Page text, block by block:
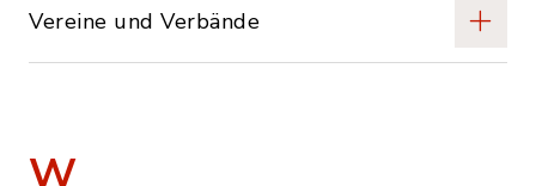
Vereine und Verbände